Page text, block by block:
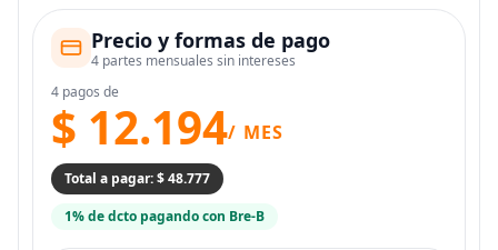
Precio y formas de pago
4 partes mensuales sin intereses
4 pagos de
$ 12.194/ MES
Total a pagar: $ 48.777
1% de dcto pagando con Bre-B